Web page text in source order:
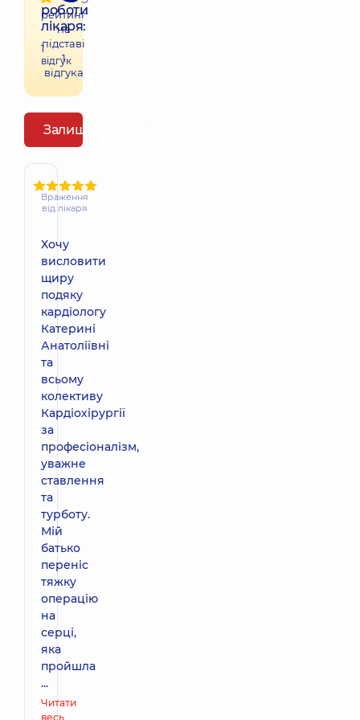
роботи
лікаря:
1
відгук
рейтинг
на
підставі
1
відгука
Залишити відгук
Враження
від лікаря
Хочу
висловити
щиру
подяку
кардіологу
Катерині
Анатоліївні
та
всьому
колективу
Кардіохірургії
за
професіоналізм,
уважне
ставлення
та
турботу.
Мій
батько
переніс
тяжку
операцію
на
серці,
яка
пройшла
...
Читати
весь